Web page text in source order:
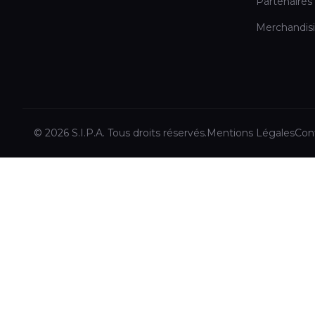
© 2026 S.I.P.A. Tous droits réservés. Mentions Légales